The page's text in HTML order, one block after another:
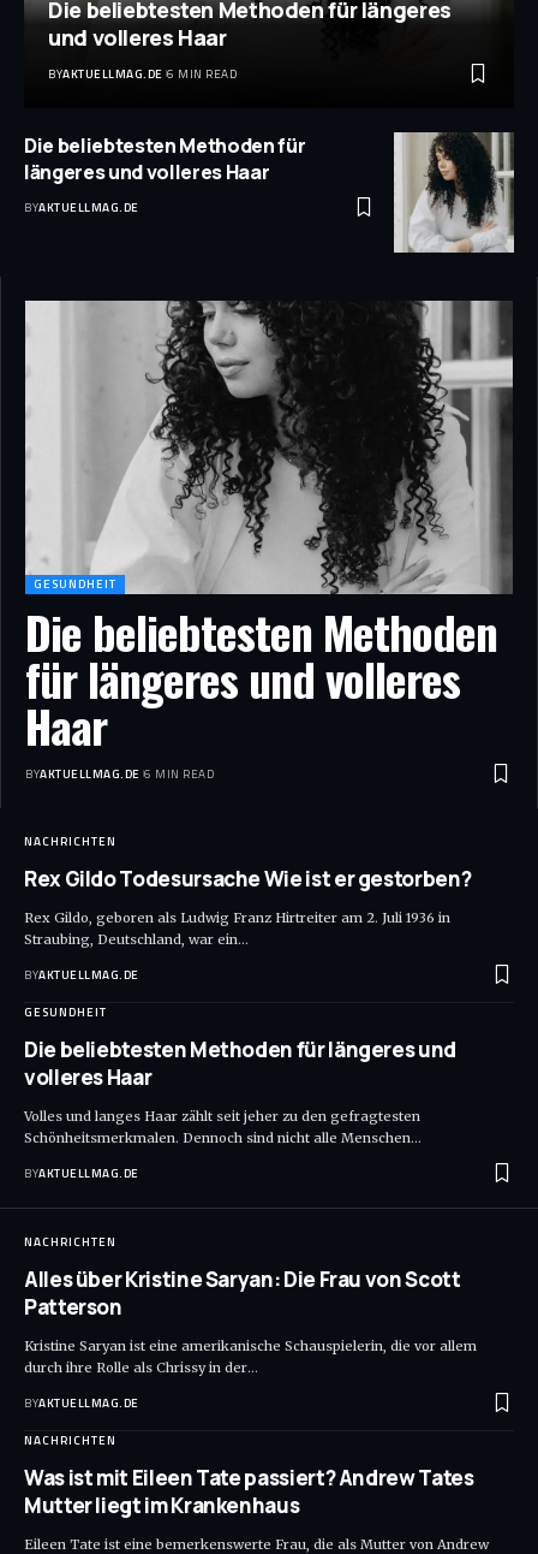
Die beliebtesten Methoden für längeres
und volleres Haar
BYAKTUELLMAG.DE 6 MIN READ
Die beliebtesten Methoden für
längeres und volleres Haar
BYAKTUELLMAG.DE
GESUNDHEIT
Die beliebtesten Methoden
für längeres und volleres
Haar
BYAKTUELLMAG.DE 6 MIN READ
NACHRICHTEN
Rex Gildo Todesursache Wie ist er gestorben?
Rex Gildo, geboren als Ludwig Franz Hirtreiter am 2. Juli 1936 in
Straubing, Deutschland, war ein…
BYAKTUELLMAG.DE
GESUNDHEIT
Die beliebtesten Methoden für längeres und
volleres Haar
Volles und langes Haar zählt seit jeher zu den gefragtesten
Schönheitsmerkmalen. Dennoch sind nicht alle Menschen…
BYAKTUELLMAG.DE
NACHRICHTEN
Alles über Kristine Saryan: Die Frau von Scott
Patterson
Kristine Saryan ist eine amerikanische Schauspielerin, die vor allem
durch ihre Rolle als Chrissy in der…
BYAKTUELLMAG.DE
NACHRICHTEN
Was ist mit Eileen Tate passiert? Andrew Tates
Mutter liegt im Krankenhaus
Eileen Tate ist eine bemerkenswerte Frau, die als Mutter von Andrew